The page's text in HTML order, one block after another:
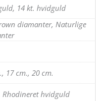
14 kt. hvidguld
diamanter, Naturlige
17 cm., 20 cm.
Rhodineret hvidguld